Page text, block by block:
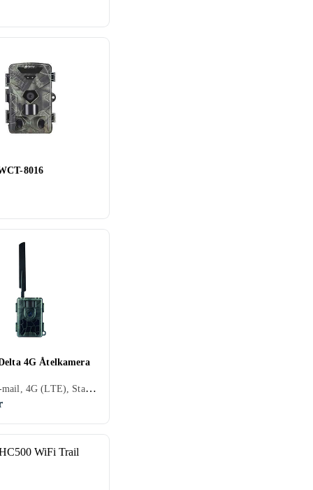
8016
4G Åtelkamera
MMS, E-mail, 4G (LTE), Startfördröjning, Timer, Fjärrkontroll, Vattentät, Mörkerseende (IR LED), Appstyrning, Timelapse, Videoinspelning, PIR-sensor